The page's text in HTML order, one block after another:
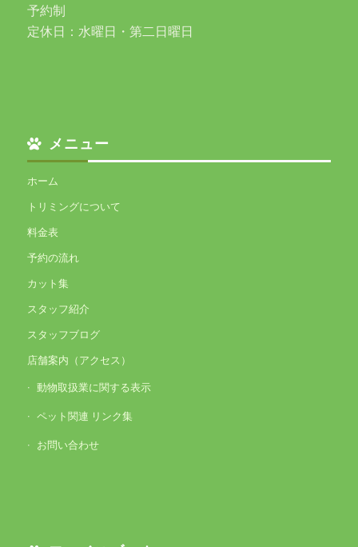
予約制
定休日：水曜日・第二日曜日
メニュー
ホーム
トリミングについて
料金表
予約の流れ
カット集
スタッフ紹介
スタッフブログ
店舗案内（アクセス）
動物取扱業に関する表示
ペット関連 リンク集
お問い合わせ